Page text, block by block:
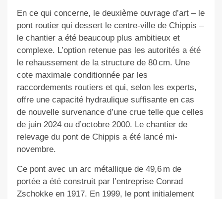
En ce qui concerne, le deuxième ouvrage d’art – le
pont routier qui dessert le centre-ville de Chippis –
le chantier a été beaucoup plus ambitieux et
complexe. L’option retenue pas les autorités a été
le rehaussement de la structure de 80 cm. Une
cote maximale conditionnée par les
raccordements routiers et qui, selon les experts,
offre une capacité hydraulique suffisante en cas
de nouvelle survenance d’une crue telle que celles
de juin 2024 ou d’octobre 2000. Le chantier de
relevage du pont de Chippis a été lancé mi-
novembre.
Ce pont avec un arc métallique de 49,6 m de
portée a été construit par l’entreprise Conrad
Zschokke en 1917. En 1999, le pont initialement